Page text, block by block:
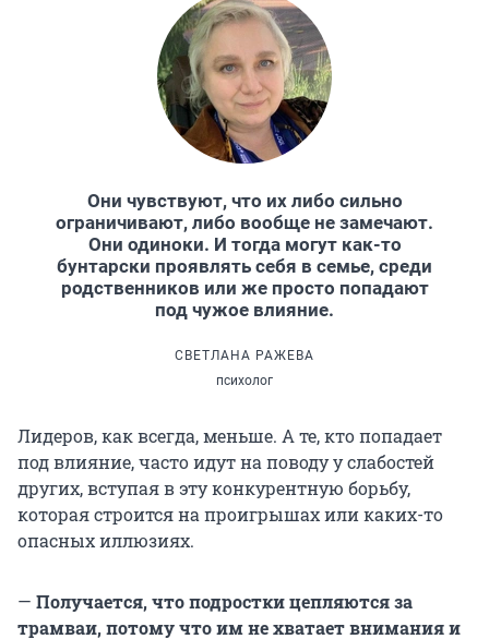
Они чувствуют, что их либо сильно
ограничивают, либо вообще не замечают.
Они одиноки. И тогда могут как-то
бунтарски проявлять себя в семье, среди
родственников или же просто попадают
под чужое влияние.
СВЕТЛАНА РАЖЕВА
психолог
Лидеров, как всегда, меньше. А те, кто попадает
под влияние, часто идут на поводу у слабостей
других, вступая в эту конкурентную борьбу,
которая строится на проигрышах или каких-то
опасных иллюзиях.
— Получается, что подростки цепляются за
трамваи, потому что им не хватает внимания и